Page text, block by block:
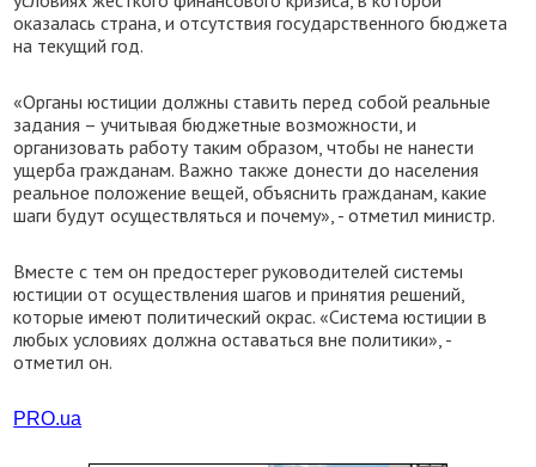
оказалась страна, и отсутствия государственного бюджета
на текущий год.
«Органы юстиции должны ставить перед собой реальные
задания – учитывая бюджетные возможности, и
организовать работу таким образом, чтобы не нанести
ущерба гражданам. Важно также донести до населения
реальное положение вещей, объяснить гражданам, какие
шаги будут осуществляться и почему», - отметил министр.
Вместе с тем он предостерег руководителей системы
юстиции от осуществления шагов и принятия решений,
которые имеют политический окрас. «Система юстиции в
любых условиях должна оставаться вне политики», -
отметил он.
PRO.ua